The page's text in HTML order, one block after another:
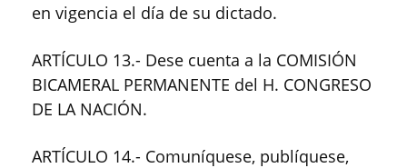
en vigencia el día de su dictado.
ARTÍCULO 13.- Dese cuenta a la COMISIÓN
BICAMERAL PERMANENTE del H. CONGRESO
DE LA NACIÓN.
ARTÍCULO 14.- Comuníquese, publíquese,